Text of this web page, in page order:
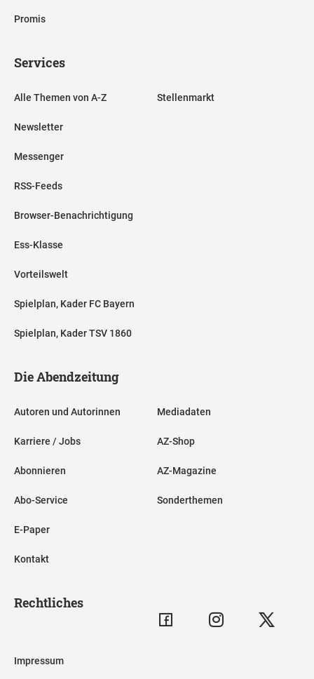
Promis
Services
Alle Themen von A-Z
Newsletter
Messenger
RSS-Feeds
Browser-Benachrichtigung
Ess-Klasse
Vorteilswelt
Spielplan, Kader FC Bayern
Spielplan, Kader TSV 1860
Stellenmarkt
Die Abendzeitung
Autoren und Autorinnen
Karriere / Jobs
Abonnieren
Abo-Service
E-Paper
Kontakt
Mediadaten
AZ-Shop
AZ-Magazine
Sonderthemen
Rechtliches
Impressum